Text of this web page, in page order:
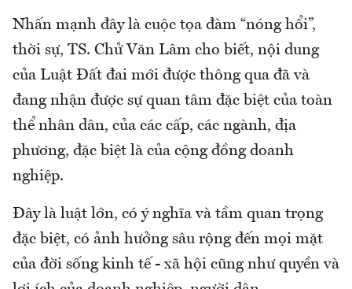
Nhấn mạnh đây là cuộc tọa đàm “nóng hổi”,
thời sự, TS. Chử Văn Lâm cho biết, nội dung
của Luật Đất đai mới được thông qua đã và
đang nhận được sự quan tâm đặc biệt của toàn
thể nhân dân, của các cấp, các ngành, địa
phương, đặc biệt là của cộng đồng doanh
nghiệp.
Đây là luật lớn, có ý nghĩa và tầm quan trọng
đặc biệt, có ảnh hưởng sâu rộng đến mọi mặt
của đời sống kinh tế - xã hội cũng như quyền và